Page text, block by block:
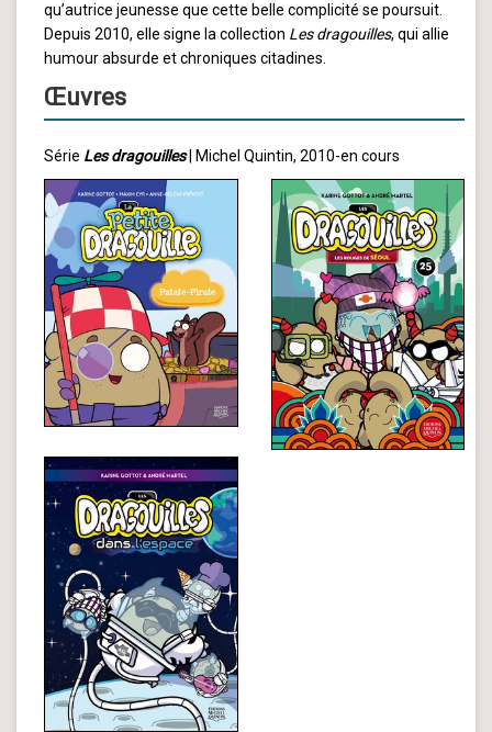
qu’autrice jeunesse que cette belle complicité se poursuit.
Depuis 2010, elle signe la collection Les dragouilles, qui allie
humour absurde et chroniques citadines.
Œuvres
Série Les dragouilles| Michel Quintin, 2010-en cours